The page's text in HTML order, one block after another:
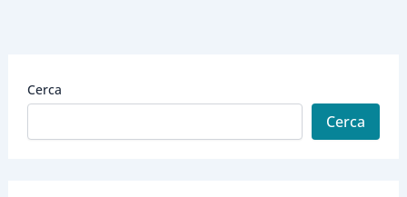
Cerca
Cerca